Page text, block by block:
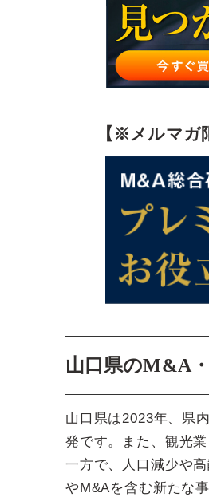
山口県のM&A・会
【※メルマガ
山口県のM&A
山口県は2023年、県
発です。また、観光
一方で、人口減少や
やM&Aを含む新たな